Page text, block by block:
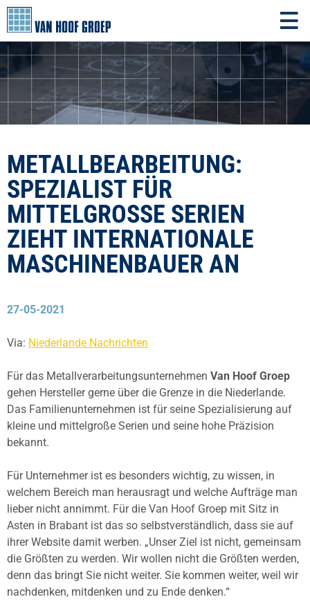
METALLBEARBEITUNG:
SPEZIALIST FÜR
MITTELGROSSE SERIEN Z
IEHT INTERNATIONALE M
ASCHINENBAUER AN
27-05-2021
Via: Niederlande Nachrichten
Für das Metallverarbeitungsunternehmen Van Hoof Groep
gehen Hersteller gerne über die Grenze in die Niederlande.
Das Familienunternehmen ist für seine Spezialisierung auf
kleine und mittelgroße Serien und seine hohe Präzision
bekannt.
Für Unternehmer ist es besonders wichtig, zu wissen, in
welchem Bereich man herausragt und welche Aufträge man
lieber nicht annimmt. Für die Van Hoof Groep mit Sitz in
Asten in Brabant ist das so selbstverständlich, dass sie auf
ihrer Website damit werben. „Unser Ziel ist nicht, gemeinsam
die Größten zu werden. Wir wollen nicht die Größten werden,
denn das bringt Sie nicht weiter. Sie kommen weiter, weil wir
nachdenken, mitdenken und zu Ende denken.“